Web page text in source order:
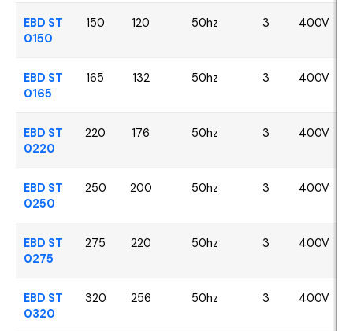
EBD ST
0150
150 120 50hz 3 400V
EBD ST
0165
165 132 50hz 3 400V
EBD ST
0220
220 176 50hz 3 400V
EBD ST
0250
250 200 50hz 3 400V
EBD ST
0275
275 220 50hz 3 400V
EBD ST
0320
320 256 50hz 3 400V